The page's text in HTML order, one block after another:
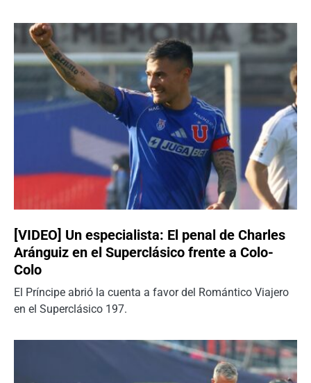
[VIDEO] Un especialista: El penal de Charles
Aránguiz en el Superclásico frente a Colo-
Colo
El Príncipe abrió la cuenta a favor del Romántico Viajero
en el Superclásico 197.